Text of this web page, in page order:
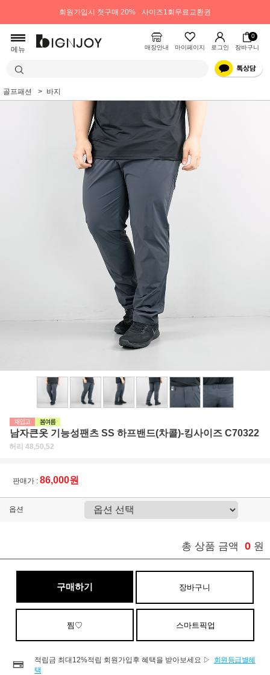
회원가입시 첫구매 20% 사이즈1회무료교환권
메뉴 매장안내 마이페이지 로그인
0
장바구니
골프패션 바지
남자큰옷 기능성팬츠 SS 하프밴드(차콜)-킹사이즈 C70322
허리 48,50,52
판매가 : 86,000원
옵션
총 상품 금액 0 원
구매하기 장바구니
찜♡ 스마트픽업
적립금 최대12%적립 회원가입후 혜택을 받아보세요 ▷
회원등급별혜
택